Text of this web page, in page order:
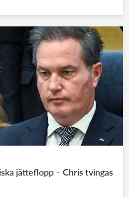
jätteflopp – Chris tvingas